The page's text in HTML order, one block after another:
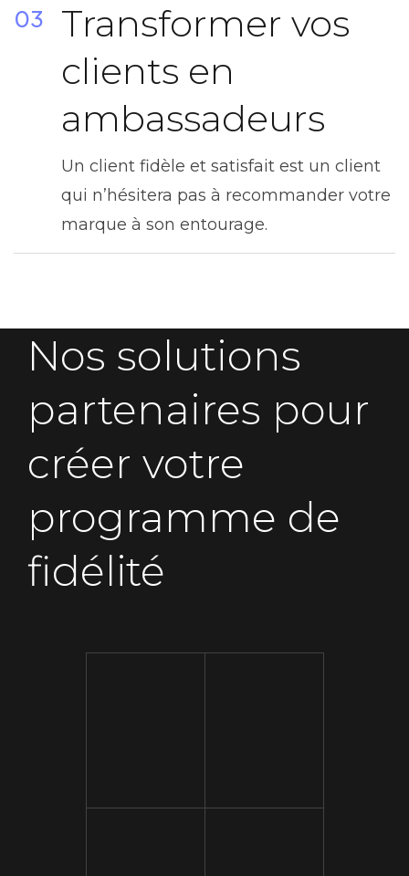
03
Transformer vos
clients en
ambassadeurs
Un client fidèle et satisfait est un client
qui n’hésitera pas à recommander votre
marque à son entourage.
Nos solutions
partenaires pour
créer votre
programme de
fidélité